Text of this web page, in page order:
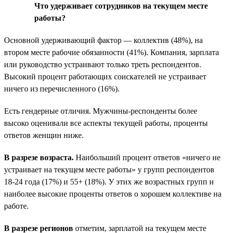
Что удерживает сотрудников на текущем месте
работы?
Основной удерживающий фактор — коллектив (48%), на
втором месте рабочие обязанности (41%). Компания, зарплата
или руководство устраивают только треть респондентов.
Высокий процент работающих соискателей не устраивает
ничего из перечисленного (16%).
Есть гендерные отличия. Мужчины-респонденты более
высоко оценивали все аспекты текущей работы, проценты
ответов женщин ниже.
В разрезе возраста. Наибольший процент ответов «ничего не
устраивает на текущем месте работы» у групп респондентов
18-24 года (17%) и 55+ (18%). У этих же возрастных групп и
наиболее высокие проценты ответов о хорошем коллективе на
работе.
В разрезе регионов отметим, зарплатой на текущем месте